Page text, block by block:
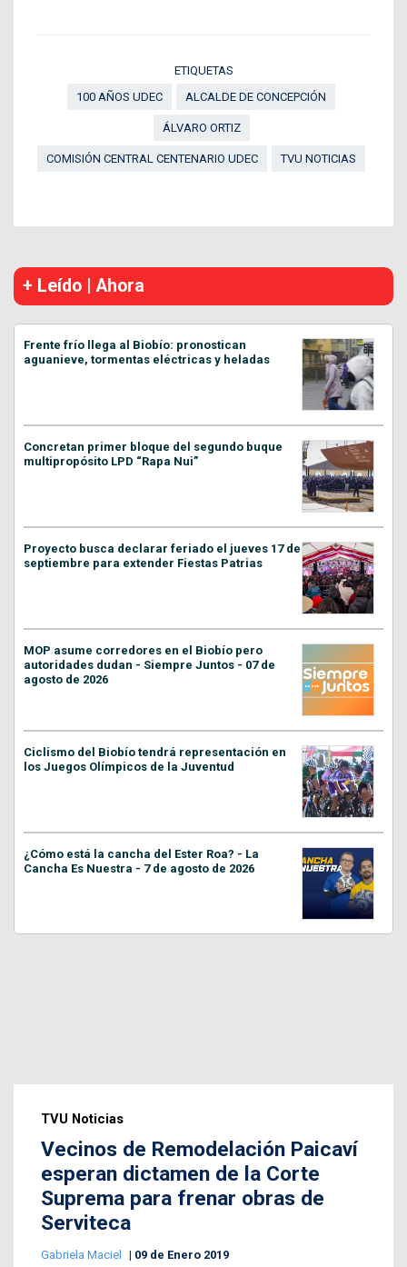
ETIQUETAS
100 AÑOS UDEC
ALCALDE DE CONCEPCIÓN
ÁLVARO ORTIZ
COMISIÓN CENTRAL CENTENARIO UDEC TVU NOTICIAS
+ Leído | Ahora
Frente frío llega al Biobío: pronostican
aguanieve, tormentas eléctricas y heladas
Concretan primer bloque del segundo buque
multipropósito LPD “Rapa Nui”
Proyecto busca declarar feriado el jueves 17 de
septiembre para extender Fiestas Patrias
MOP asume corredores en el Biobío pero
autoridades dudan - Siempre Juntos - 07 de
agosto de 2026
Ciclismo del Biobío tendrá representación en
los Juegos Olímpicos de la Juventud
¿Cómo está la cancha del Ester Roa? - La
Cancha Es Nuestra - 7 de agosto de 2026
TVU Noticias
Vecinos de Remodelación Paicaví
esperan dictamen de la Corte
Suprema para frenar obras de
Serviteca
Gabriela Maciel 09 de Enero 2019